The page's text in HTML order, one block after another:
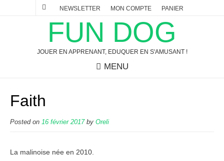
NEWSLETTER MON COMPTE PANIER
FUN DOG
JOUER EN APPRENANT, EDUQUER EN S'AMUSANT !
MENU
Faith
Posted on 16 février 2017by Oreli
La malinoise née en 2010.